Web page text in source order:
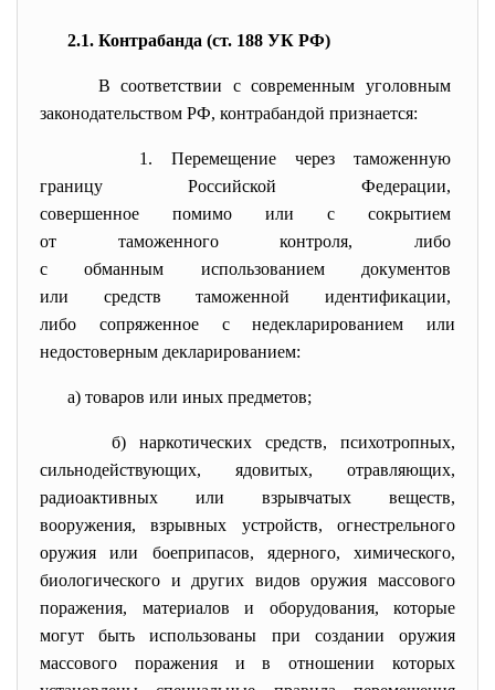
2.1. Контрабанда (ст. 188 УК РФ)
В соответствии с современным уголовным
законодательством РФ, контрабандой признается:
1. Перемещение через таможенную
границу Российской Федерации,
совершенное помимо или с сокрытием
от таможенного контроля, либо
с обманным использованием документов
или средств таможенной идентификации,
либо сопряженное снедекларированием или
недостоверным декларированием:
а) товаров или иных предметов;
б) наркотических средств, психотропных,
сильнодействующих, ядовитых, отравляющих,
радиоактивных или взрывчатых веществ,
вооружения, взрывных устройств, огнестрельного
оружия или боеприпасов, ядерного, химического,
биологического и других видов оружия массового
поражения, материалов и оборудования, которые
могут быть использованы при создании оружия
массового поражения и в отношении которых